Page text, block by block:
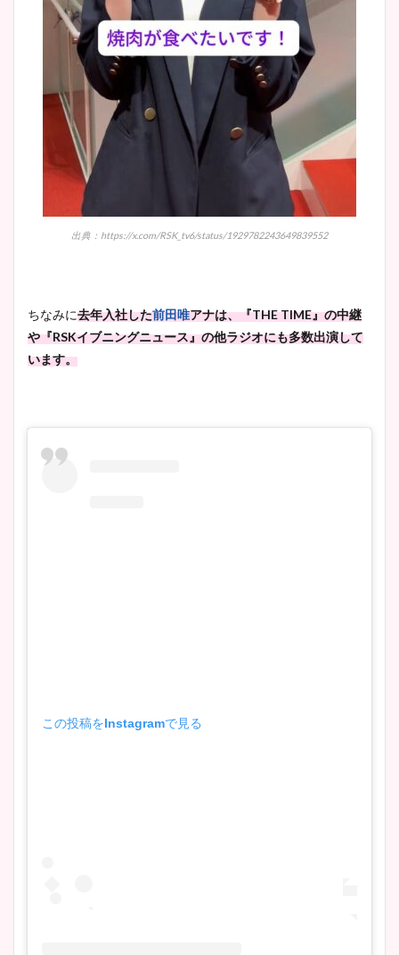
出典：https://x.com/RSK_tv6/status/1929782243649839552
ちなみに去年入社した前田唯アナは、『THE TIME』の中継
や『RSKイブニングニュース』の他ラジオにも多数出演して
います。
この投稿をInstagramで見る